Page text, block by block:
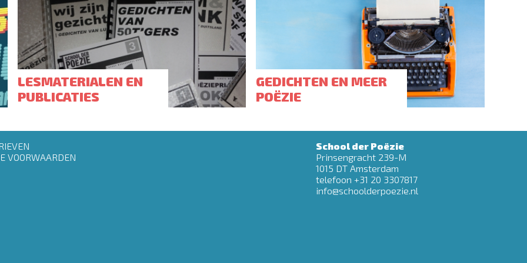
LESMATERIALEN EN
PUBLICATIES
GEDICHTEN EN MEER
POËZIE
VOORWAARDEN
School der Poëzie
Prinsengracht 239-M
1015 DT Amsterdam
telefoon +31 20 3307817
info@schoolderpoezie.nl